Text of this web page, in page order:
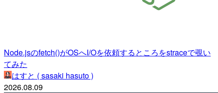
Node.jsのfetch()がOSへI/Oを依頼するところをstraceで覗い
てみた
はすと ( sasaki hasuto )
2026.08.09